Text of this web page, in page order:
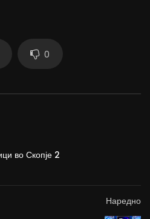
0
во Скопје 2
Наредно